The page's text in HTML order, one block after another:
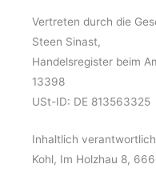
Vertreten durch die
Steen Sinast,
Handelsregister beim
13398
USt-ID: DE 813563325
Inhaltlich
Kohl, Im Holzhau 8,